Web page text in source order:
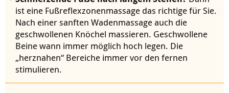
ist eine Fußreflexzonenmassage das richtige für Sie.
Nach einer sanften Wadenmassage auch die
geschwollenen Knöchel massieren. Geschwollene
Beine wann immer möglich hoch legen. Die
„herznahen“ Bereiche immer vor den fernen
stimulieren.